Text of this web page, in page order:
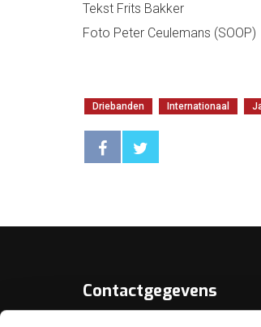
Tekst Frits Bakker
Foto Peter Ceulemans (SOOP)
Driebanden Internationaal
Contactgegevens